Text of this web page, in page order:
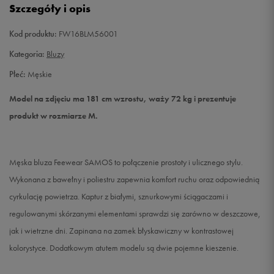
Szczegóły i opis
Kod produktu: FW16BLM56001
Kategoria: Bluzy
Płeć: Męskie
Model na zdjęciu ma 181 cm wzrostu, waży 72 kg i prezentuje
produkt w rozmiarze M.
Męska bluza Feewear SAMOS to połączenie prostoty i ulicznego stylu.
Wykonana z bawełny i poliestru zapewnia komfort ruchu oraz odpowiednią
cyrkulację powietrza. Kaptur z białymi, sznurkowymi ściągaczami i
regulowanymi skórzanymi elementami sprawdzi się zarówno w deszczowe,
jak i wietrzne dni. Zapinana na zamek błyskawiczny w kontrastowej
kolorystyce. Dodatkowym atutem modelu są dwie pojemne kieszenie.